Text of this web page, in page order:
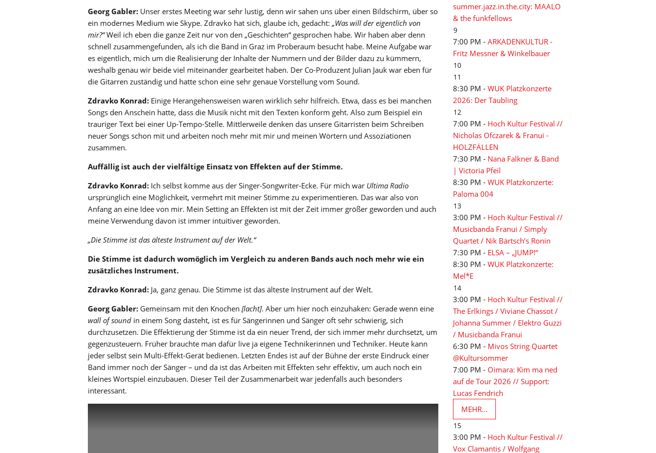
Georg Gabler: Unser erstes Meeting war sehr lustig, denn wir sahen uns über einen Bildschirm, über so
ein modernes Medium wie Skype. Zdravko hat sich, glaube ich, gedacht: „Was will der eigentlich von
mir?“Weil ich eben die ganze Zeit nur von den „Geschichten“ gesprochen habe. Wir haben aber denn
schnell zusammengefunden, als ich die Band in Graz im Proberaum besucht habe. Meine Aufgabe war
es eigentlich, mich um die Realisierung der Inhalte der Nummern und der Bilder dazu zu kümmern,
weshalb genau wir beide viel miteinander gearbeitet haben. Der Co-Produzent Julian Jauk war eben für
die Gitarren zuständig und hatte schon eine sehr genaue Vorstellung vom Sound.
Zdravko Konrad: Einige Herangehensweisen waren wirklich sehr hilfreich. Etwa, dass es bei manchen
Songs den Anschein hatte, dass die Musik nicht mit den Texten konform geht. Also zum Beispiel ein
trauriger Text bei einer Up-Tempo-Stelle. Mittlerweile denken das unsere Gitarristen beim Schreiben
neuer Songs schon mit und arbeiten noch mehr mit mir und meinen Wörtern und Assoziationen
zusammen.
Auffällig ist auch der vielfältige Einsatz von Effekten auf der Stimme.
Zdravko Konrad: Ich selbst komme aus der Singer-Songwriter-Ecke. Für mich war Ultima Radio
ursprünglich eine Möglichkeit, vermehrt mit meiner Stimme zu experimentieren. Das war also von
Anfang an eine Idee von mir. Mein Setting an Effekten ist mit der Zeit immer größer geworden und auch
meine Verwendung davon ist immer intuitiver geworden.
„Die Stimme ist das älteste Instrument auf der Welt.“
Die Stimme ist dadurch womöglich im Vergleich zu anderen Bands auch noch mehr wie ein
zusätzliches Instrument.
Zdravko Konrad: Ja, ganz genau. Die Stimme ist das älteste Instrument auf der Welt.
Georg Gabler: Gemeinsam mit den Knochen [lacht]. Aber um hier noch einzuhaken: Gerade wenn eine
wall of sound in einem Song dasteht, ist es für Sängerinnen und Sänger oft sehr schwierig, sich
durchzusetzen. Die Effektierung der Stimme ist da ein neuer Trend, der sich immer mehr durchsetzt, um
gegenzusteuern. Früher brauchte man dafür live ja eigene Technikerinnen und Techniker. Heute kann
jeder selbst sein Multi-Effekt-Gerät bedienen. Letzten Endes ist auf der Bühne der erste Eindruck einer
Band immer noch der Sänger – und da ist das Arbeiten mit Effekten sehr effektiv, um auch noch ein
kleines Wortspiel einzubauen. Dieser Teil der Zusammenarbeit war jedenfalls auch besonders
interessant.
summer.jazz.in.the.city: MAALO
& the funkfellows
9
7:00 PM - ARKADENKULTUR -
Fritz Messner & Winkelbauer
10
11
8:30 PM - WUK Platzkonzerte
2026: Der Täubling
12
7:00 PM - Hoch Kultur Festival //
Nicholas Ofczarek & Franui -
HOLZFÄLLEN
7:30 PM - Nana Falkner & Band
| Victoria Pfeil
8:30 PM - WUK Platzkonzerte:
Paloma 004
13
3:00 PM - Hoch Kultur Festival //
Musicbanda Franui / Simply
Quartet / Nik Bärtsch’s Ronin
7:30 PM - ELSA – „JUMP!“
8:30 PM - WUK Platzkonzerte:
Mel*E
14
3:00 PM - Hoch Kultur Festival //
The Erlkings / Viviane Chassot /
Johanna Summer / Elektro Guzzi
/ Musicbanda Franui
6:30 PM - Mivos String Quartet
@Kultursommer
7:00 PM - Oimara: Kim ma ned
auf de Tour 2026 // Support:
Lucas Fendrich
MEHR...
15
3:00 PM - Hoch Kultur Festival //
Vox Clamantis / Wolfgang